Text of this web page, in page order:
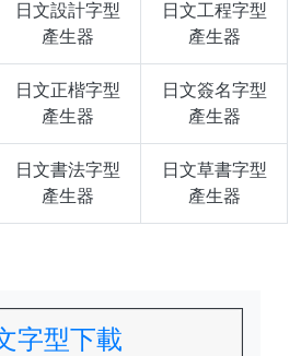
日文設計字型
產生器
日文工程字型
產生器
日文正楷字型
產生器
日文簽名字型
產生器
日文書法字型
產生器
日文草書字型
產生器
字型下載